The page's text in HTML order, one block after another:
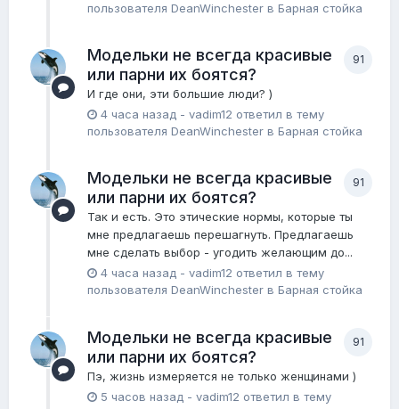
пользователя DeanWinchester в Барная стойка
91
Модельки не всегда красивые
или парни их боятся?
И где они, эти большие люди? )
4 часа назад - vadim12 ответил в тему
пользователя DeanWinchester в Барная стойка
91
Модельки не всегда красивые
или парни их боятся?
Так и есть. Это этические нормы, которые ты
мне предлагаешь перешагнуть. Предлагаешь
мне сделать выбор - угодить желающим до...
4 часа назад - vadim12 ответил в тему
пользователя DeanWinchester в Барная стойка
91
Модельки не всегда красивые
или парни их боятся?
Пэ, жизнь измеряется не только женщинами )
5 часов назад - vadim12 ответил в тему